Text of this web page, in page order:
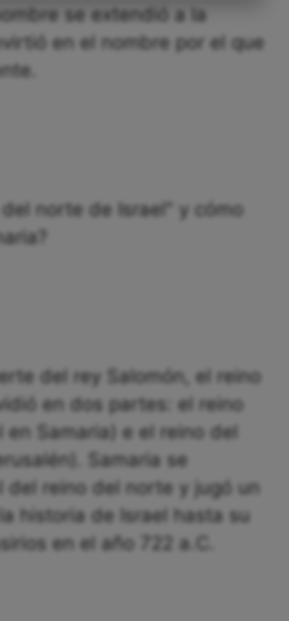
se extendió a la
en el nombre por el que
norte de Israel" y cómo
del rey Salomón, el reino
en dos partes: el reino
Samaria) e el reino del
Samaria se
del reino del norte y jugó un
historia de Israel hasta su
en el año 722 a.C.